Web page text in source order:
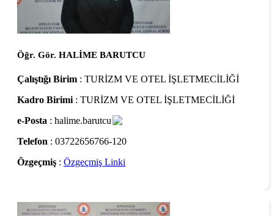
Öğr. Gör. HALİME BARUTCU
Çalıştığı Birim : TURİZM VE OTEL İŞLETMECİLİĞİ
Kadro Birimi : TURİZM VE OTEL İŞLETMECİLİĞİ
e-Posta : halime.barutcu
Telefon : 03722656766-120
Özgeçmiş : Özgeçmiş Linki